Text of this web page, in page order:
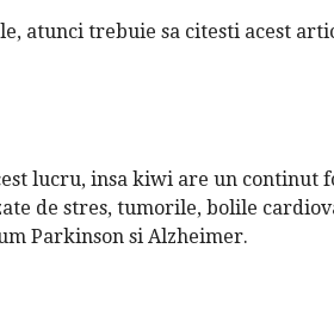
atunci trebuie sa citesti acest
lucru, insa kiwi are un continut
de stres, tumorile, bolile
Parkinson si Alzheimer.